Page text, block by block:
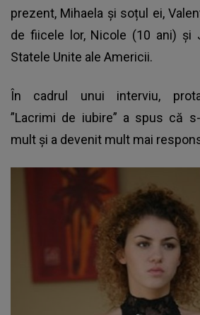
prezent, Mihaela și soțul ei,
de fiicele lor, Nicole (10 ani) și
Statele Unite ale Americii.
În cadrul unui interviu,
”Lacrimi de iubire” a spus că
mult și a devenit mult mai